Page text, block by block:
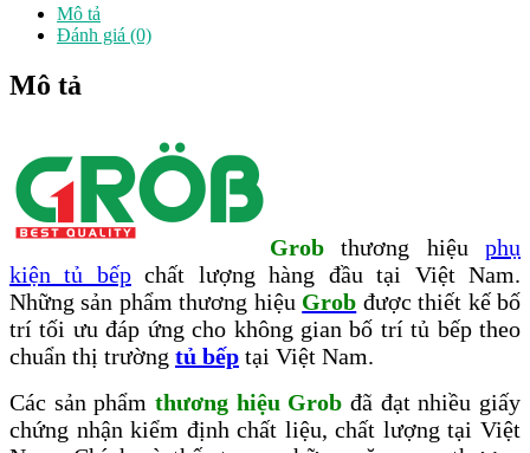
lượng
Mô tả
Đánh giá (0)
Mô tả
Grob thương hiệu phụ
kiện tủ bếpchất lượng hàng đầu tại Việt Nam.
Những sản phẩm thương hiệu Grob được thiết kế bố
trí tối ưu đáp ứng cho không gian bố trí tủ bếp theo
chuẩn thị trường tủ bếp tại Việt Nam.
Các sản phẩm thương hiệu Grob đã đạt nhiều giấy
chứng nhận kiểm định chất liệu, chất lượng tại Việt